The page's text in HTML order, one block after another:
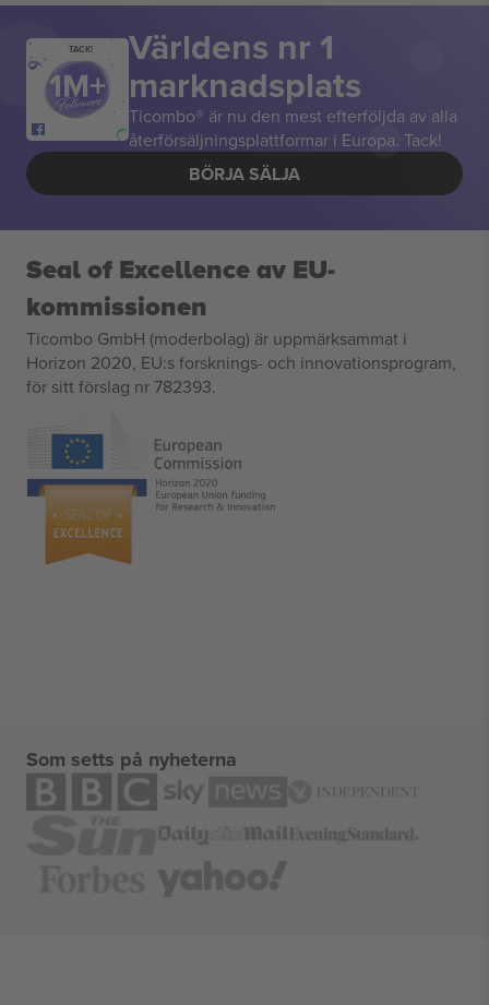
TACK! Världens nr 1
marknadsplats
Ticombo® är nu den mest efterföljda av alla
återförsäljningsplattformar i Europa. Tack!
BÖRJA SÄLJA
Seal of Excellence av EU-
kommissionen
Ticombo GmbH (moderbolag) är uppmärksammat i
Horizon 2020, EU:s forsknings- och innovationsprogram,
för sitt förslag nr 782393.
Som setts på nyheterna